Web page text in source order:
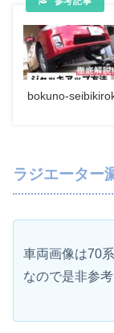
bokuno-
ラジエータ
車両画像は70
なので是非参